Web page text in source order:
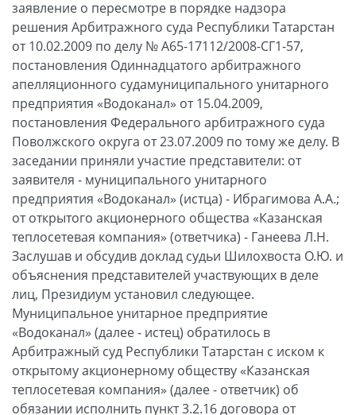
заявление о пересмотре в порядке надзора
решения Арбитражного суда Республики Татарстан
от 10.02.2009 по делу № А65-17112/2008-СГ1-57,
постановления Одиннадцатого арбитражного
апелляционного судамуниципального унитарного
предприятия «Водоканал» от 15.04.2009,
постановления Федерального арбитражного суда
Поволжского округа от 23.07.2009 по тому же делу. В
заседании приняли участие представители: от
заявителя - муниципального унитарного
предприятия «Водоканал» (истца) - Ибрагимова А.А.;
от открытого акционерного общества «Казанская
теплосетевая компания» (ответчика) - Ганеева Л.Н.
Заслушав и обсудив доклад судьи Шилохвоста О.Ю. и
объяснения представителей участвующих в деле
лиц, Президиум установил следующее.
Муниципальное унитарное предприятие
«Водоканал» (далее - истец) обратилось в
Арбитражный суд Республики Татарстан с иском к
открытому акционерному обществу «Казанская
теплосетевая компания» (далее - ответчик) об
обязании исполнить пункт 3.2.16 договора от